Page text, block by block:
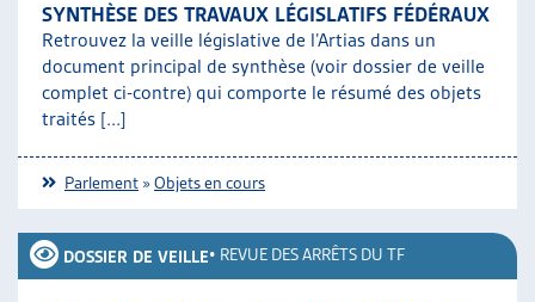
SYNTHÈSE DES TRAVAUX LÉGISLATIFS FÉDÉRAUX
Retrouvez la veille législative de l’Artias dans un
document principal de synthèse (voir dossier de veille
complet ci-contre) qui comporte le résumé des objets
traités [...]
Parlement »Objets en cours
DOSSIER DE VEILLE• REVUE DES ARRÊTS DU TF